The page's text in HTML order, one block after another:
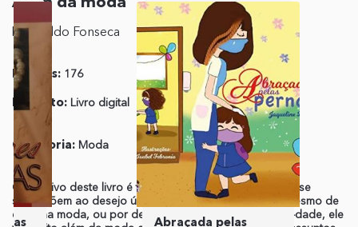
Reginaldo Fonseca
Páginas: 176 Editora:DVS Editora
Formato: Livro digital ISBN:
978-65-5695-060-
Categoria: Moda Publicação:28 de
Março de 2023
O objetivo deste livro é trazer dicas e informações que se
sobrepõem ao desejo único de se vestir bem ou até mesmo de
estar na moda, ou por dentro das tendências. Na reali-dade, ele
Abraçada pelas